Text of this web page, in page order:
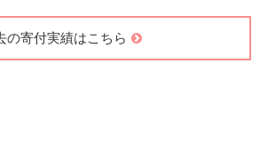
の寄付実績はこちら